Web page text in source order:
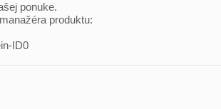
ponuke.
produktu:
ID0